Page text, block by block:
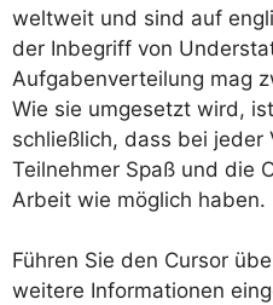
weltweit und sind auf
der Inbegriff von
Aufgabenverteilung mag
Wie sie umgesetzt wird,
schließlich, dass bei jeder
Teilnehmer Spaß und die
Arbeit wie möglich haben.
Führen Sie den Cursor
weitere Informationen